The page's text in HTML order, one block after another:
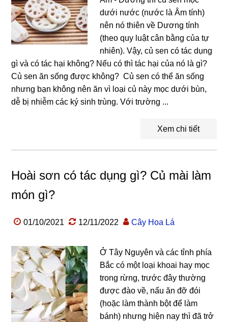
dưới nước (nước là Âm tính)
nên nó thiên về Dương tính
(theo quy luật cân bằng của tự
nhiên). Vậy, củ sen có tác dụng
gì và có tác hại không? Nếu có thì tác hại của nó là gì?
Củ sen ăn sống được không? Củ sen có thể ăn sống
nhưng bạn không nên ăn vì loại củ này mọc dưới bùn,
dễ bị nhiễm các ký sinh trùng. Với trường ...
Xem chi tiết
Hoài sơn có tác dụng gì? Củ mài làm
món gì?
01/10/2021 12/11/2022 Cây Hoa Lá
Ở Tây Nguyên và các tỉnh phía
Bắc có một loại khoai hay mọc
trong rừng, trước đây thường
được đào về, nấu ăn đỡ đói
(hoặc làm thành bột để làm
bánh) nhưng hiện nay thì đã trở